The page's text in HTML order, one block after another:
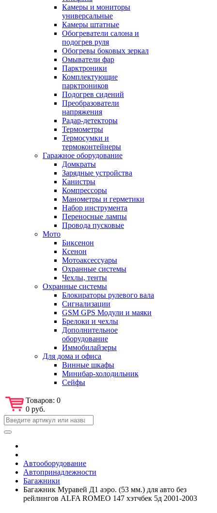
Камеры и мониторы
универсальные
Камеры штатные
Обогреватели салона и
подогрев руля
Обогревы боковых зеркал
Омыватели фар
Парктроники
Комплектующие
парктроников
Подогрев сидений
Преобразователи
напряжения
Радар-детекторы
Термометры
Термосумки и
термоконтейнеры
Гаражное оборудование
Домкраты
Зарядные устройства
Канистры
Компрессоры
Манометры и герметики
Набор инструмента
Переносные лампы
Провода пусковые
Мото
Биксенон
Ксенон
Мотоаксессуары
Охранные системы
Чехлы, тенты
Охранные системы
Блокираторы рулевого вала
Сигнализации
GSM GPS Модули и маяки
Брелоки и чехлы
Дополнительное
оборудование
Иммобилайзеры
Для дома и офиса
Винные шкафы
Минибар-холодильник
Сейфы
Товаров: 0
0 руб.
Автооборудование
Автопринадлежности
Багажники
Багажник Муравей Д1 аэро. (53 мм.) для авто без
рейлингов ALFA ROMEO 147 хэтчбек 5д 2001-2003